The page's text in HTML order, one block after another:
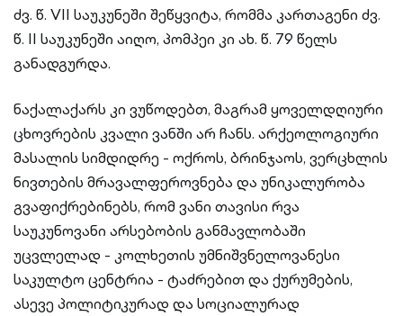
ძვ. წ. VII საუკუნეში შეწყვიტა, რომმა კართაგენი ძვ.
წ. II საუკუნეში აიღო, პომპეი კი ახ. წ. 79 წელს
განადგურდა.
ნაქალაქარს კი ვუწოდებთ, მაგრამ ყოველდღიური
ცხოვრების კვალი ვანში არ ჩანს. არქეოლოგიური
მასალის სიმდიდრე - ოქროს, ბრინჯაოს, ვერცხლის
ნივთების მრავალფეროვნება და უნიკალურობა
გვაფიქრებინებს, რომ ვანი თავისი რვა
საუკუნოვანი არსებობის განმავლობაში
უცვლელად - კოლხეთის უმნიშვნელოვანესი
საკულტო ცენტრია - ტაძრებით და ქურუმების,
ასევე პოლიტიკურად და სოციალურად